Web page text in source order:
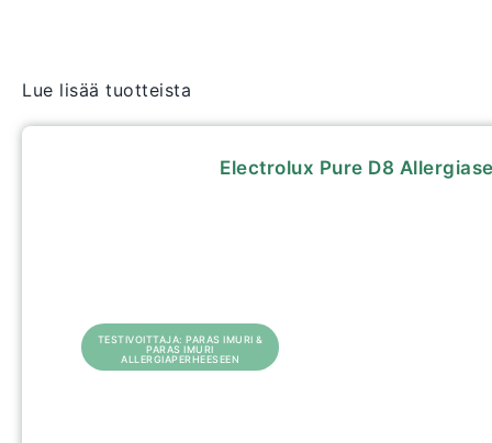
Lue lisää tuotteista
Electrolux Pure D8
TESTIVOITTAJA: PARAS IMURI &
PARAS IMURI
ALLERGIAPERHEESEEN